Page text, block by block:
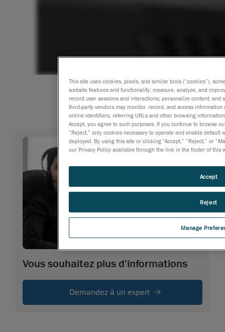
Vous souhaitez plus d'informations
Demandez à un expert
This site uses cookies, pixels, and similar tools (“cookies”),
website features and functionality; measure, analyze, and
record user sessions and interactions; personalize content;
third-party vendors may monitor, record, and access
online identifiers, referring URLs and other browsing
Accept, you agree to such purposes. If you continue to browse
“Reject,” only cookies necessary to operate and enable
deployed. By using this site or clicking “Accept,” “Reject,” or
our Privacy Policy available through the link in the footer of this
Manage
Reject
Accept